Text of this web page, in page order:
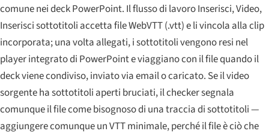
comune nei deck PowerPoint. Il flusso di lavoro Inserisci, Video,
Inserisci sottotitoli accetta file WebVTT (.vtt) e li vincola alla clip
incorporata; una volta allegati, i sottotitoli vengono resi nel
player integrato di PowerPoint e viaggiano con il file quando il
deck viene condiviso, inviato via email o caricato. Se il video
sorgente ha sottotitoli aperti bruciati, il checker segnala
comunque il file come bisognoso di una traccia di sottotitoli —
aggiungere comunque un VTT minimale, perché il file è ciò che